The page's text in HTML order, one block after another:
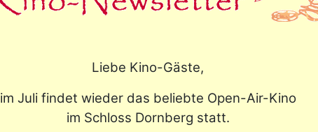
Liebe Kino-Gäste,
im Juli findet wieder das beliebte Open-Air-Kino
im Schloss Dornberg statt.